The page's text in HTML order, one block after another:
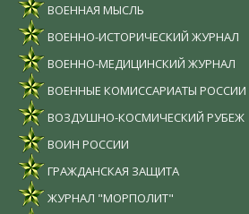
ВОЕННАЯ МЫСЛЬ
ВОЕННО-ИСТОРИЧЕСКИЙ ЖУРНАЛ
ВОЕННО-МЕДИЦИНСКИЙ ЖУРНАЛ
ВОЕННЫЕ КОМИССАРИАТЫ РОССИИ
ВОЗДУШНО-КОСМИЧЕСКИЙ РУБЕЖ
ВОИН РОССИИ
ГРАЖДАНСКАЯ ЗАЩИТА
ЖУРНАЛ "МОРПОЛИТ"